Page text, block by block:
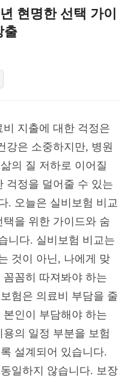
현명한 선택 가이
출
비 지출에 대한 걱정은
강은 소중하지만, 병원
의 질 저하로 이어질
걱정을 덜어줄 수 있는
. 오늘은 실비보험 비교
택을 위한 가이드와 숨
니다. 실비보험 비교는
것이 아닌, 나에게 맞
꼼히 따져봐야 하는
험은 의료비 부담을 줄
인이 부담해야 하는
의 일정 부분을 보험
설계되어 있습니다.
일하지 않습니다. 보장